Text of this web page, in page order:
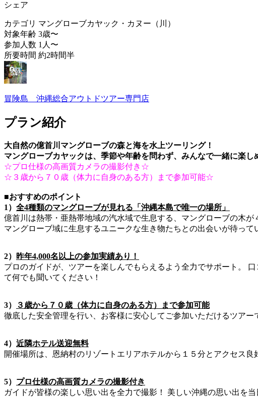
シェア
カテゴリ マングローブカヤック・カヌー（川）
対象年齢 3歳〜
参加人数 1人〜
所要時間 約2時間半
冒険島 沖縄総合アウトドツアー専門店
プラン紹介
大自然の億首川マングローブの森と海を水上ツーリング！
マングローブカヤックは、季節や年齢を問わず、みんなで一緒に楽し
☆プロ仕様の高画質カメラの撮影付き☆
☆３歳から７０歳（体力に自身のある方）まで参加可能☆
■おすすめのポイント
1） 全4種類のマングローブが見れる「沖縄本島で唯一の場所」
億首川は熱帯・亜熱帯地域の汽水域で生息する、マングローブの木
マングローブ域に生息するユニークな生き物たちとの出会いが待って
2）
昨年4,000名以上の参加実績あり！
プロのガイドが、ツアーを楽しんでもらえるよう全力でサポート。
て何でも聞いてください！
3）
３歳から７０歳（体力に自身のある方）まで参加可能
徹底した安全管理を行い、お客様に安心してご参加いただけるツア
4） 近隣ホテル送迎無料
開催場所は、恩納村のリゾートエリアホテルから１５分とアクセス
5） プロ仕様の高画質カメラの撮影付き
ガイドが皆様の楽しい思い出を全力で撮影！ 美しい沖縄の思い出を当